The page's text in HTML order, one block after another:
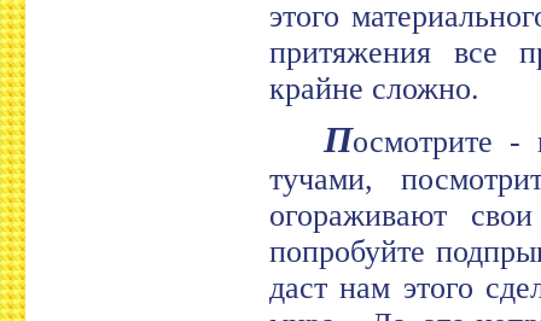
этого
притяжения все
крайне сложно.
Посмотрите
тучами,
огораживают
попробуйте
даст нам этого